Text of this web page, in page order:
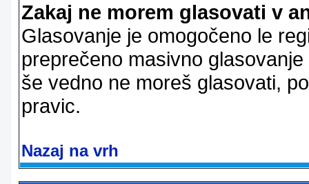
Zakaj ne morem glasovati v
Glasovanje je omogočeno le
preprečeno masivno
še vedno ne moreš glasovati,
pravic.
Nazaj na vrh